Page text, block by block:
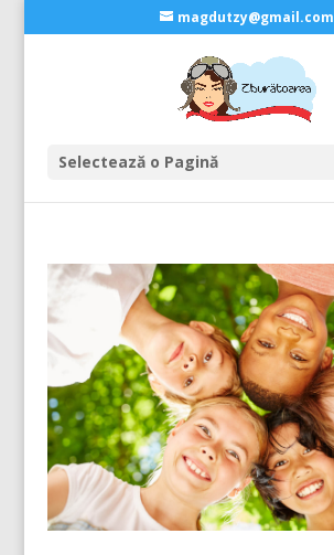
magdutzy@gmail.com
Selectează o Pagină